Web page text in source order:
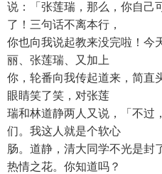
说：「张莲瑞，那么，你自己
了！三句话不离本行，
你也向我说起教来没完啦！今
丽、张莲瑞、又加上
你，轮番向我传起道来，简直
眼睛笑了笑，对张莲
瑞和林道静两人又说，「不过
们。我这人就是个软心
肠。道静，清大同学不光是封
热情之花。你知道吗？